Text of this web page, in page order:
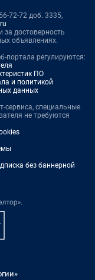
72-72 доб. 3335,
за достоверность
объявлениях.
портала регулируются:
ПО
и политикой
данных
сервиса, специальные
не требуются
без баннерной